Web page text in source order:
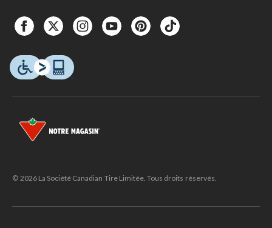
© 2026 La Société Canadian Tire Limitée. Tous droits réservés.